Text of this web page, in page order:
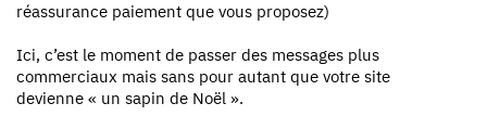
réassurance paiement que vous proposez)
Ici, c’est le moment de passer des messages plus
commerciaux mais sans pour autant que votre site
devienne « un sapin de Noël ».